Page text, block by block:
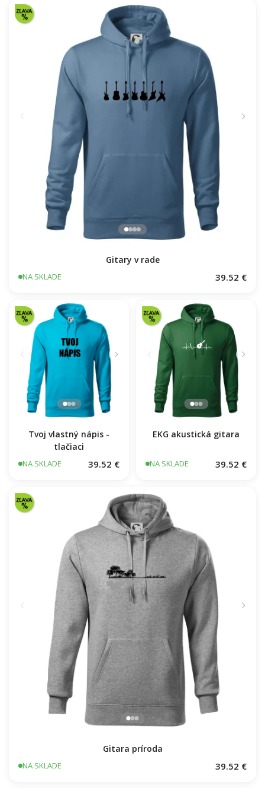
Gitary v rade
NA SKLADE 39.52 €
Tvoj vlastný nápis -
tlačiaci
NA SKLADE 39.52 €
EKG akustická gitara
NA SKLADE 39.52 €
Gitara príroda
NA SKLADE 39.52 €